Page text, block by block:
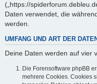
(„https://
Daten verwendet, die
werden.
UMFANG UND ART DER
Deine Daten werden auf vier
Die Forensoftware phpBB
mehrere Cookies. Cookies